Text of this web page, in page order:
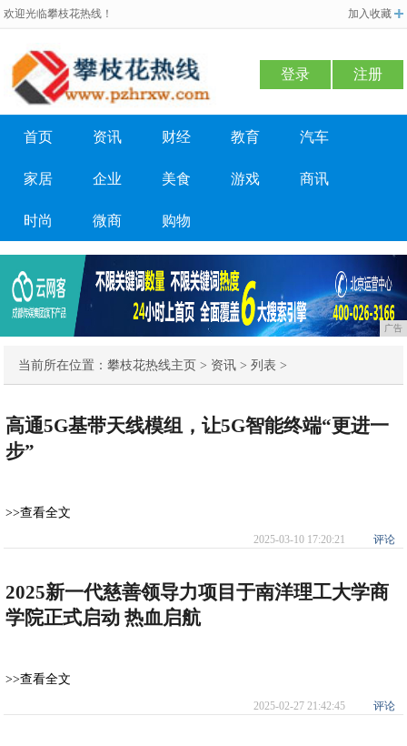
欢迎光临攀枝花热线！ 加入收藏
登录 注册
首页 资讯 财经 教育 汽车
家居 企业 美食 游戏 商讯
时尚 微商 购物
广告
当前所在位置：攀枝花热线主页 > 资讯 > 列表 >
高通5G基带天线模组，让5G智能终端“更进一
步”
>>查看全文
2025-03-10 17:20:21 评论
2025新一代慈善领导力项目于南洋理工大学商
学院正式启动 热血启航
>>查看全文
2025-02-27 21:42:45 评论